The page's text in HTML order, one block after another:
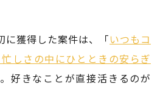
に獲得した案件は、「いつもコ
しさの中にひとときの安らぎ
好きなことが直接活きるのが